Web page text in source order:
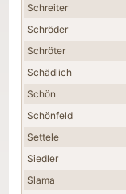
Schreiter
Schröder
Schröter
Schädlich
Schön
Schönfeld
Settele
Siedler
Slama